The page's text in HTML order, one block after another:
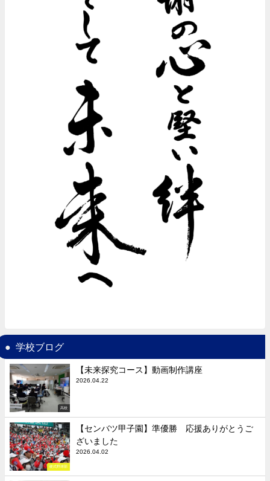
学校ブログ
高校
【未来探究コース】動画制作講座
2026.04.22
硬式野球部
【センバツ甲子園】準優勝 応援ありがとうご
ざいました
2026.04.02